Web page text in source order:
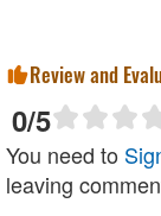
Review and
0/5
You need to
leaving